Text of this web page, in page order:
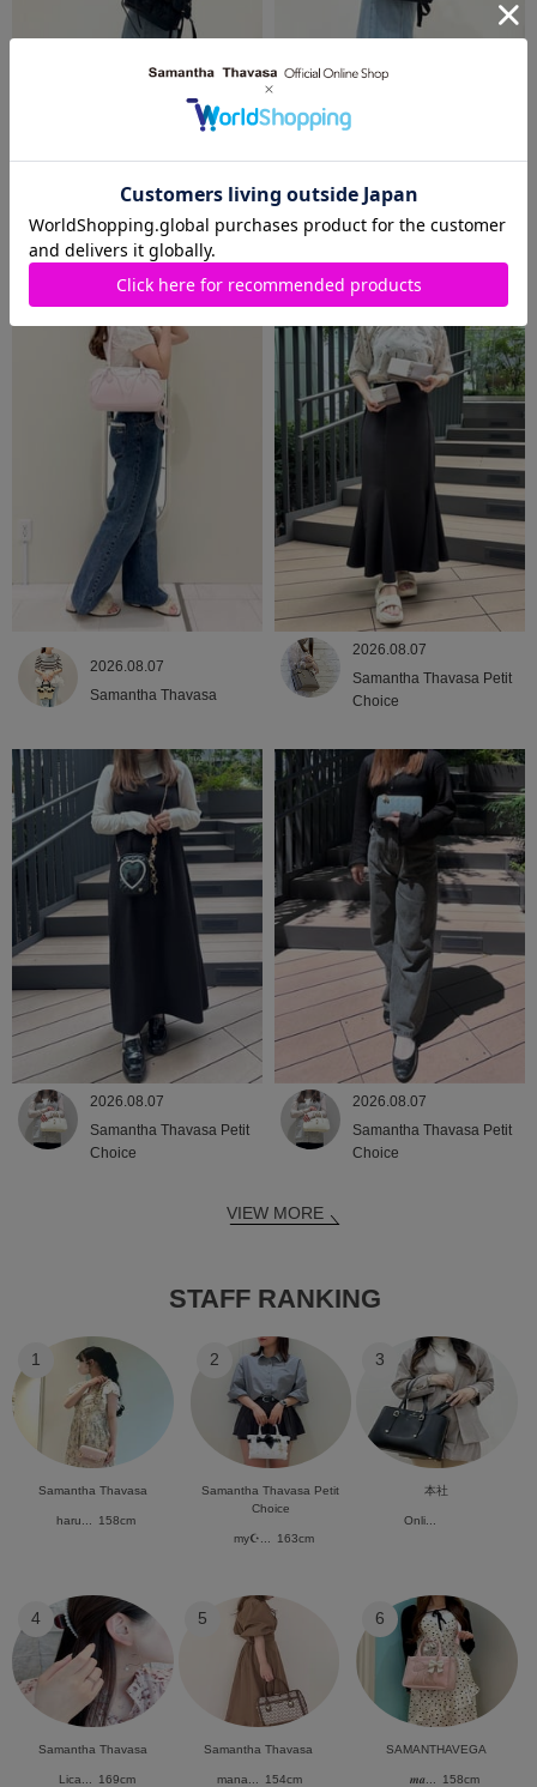
2026.08.09
Samantha Thavasa
2026.08.08
2026.08.07
Samantha Thavasa
2026.08.07
Samantha Thavasa Petit
Choice
2026.08.07
Samantha Thavasa Petit
Choice
2026.08.07
Samantha Thavasa Petit
Choice
VIEW MORE
STAFF RANKING
1
Samantha Thavasa
haru... 158cm
2
Samantha Thavasa Petit
Choice
my☪︎... 163cm
3
本社
Onli...
4
Samantha Thavasa
Lica... 169cm
5
Samantha Thavasa
mana... 154cm
6
SAMANTHAVEGA
𝒎𝒂... 158cm